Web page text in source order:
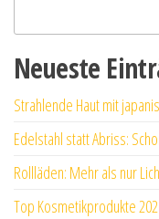
Neueste
Strahlende Haut mit
Edelstahl statt Abriss:
Rollläden: Mehr als nur
Top Kosmetikprodukte